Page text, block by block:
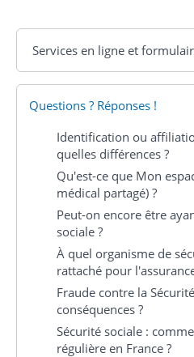
Services en ligne et
Questions ? Réponses !
Identification ou
quelles différences ?
Qu'est-ce que Mon
médical partagé) ?
Peut-on encore être
sociale ?
À quel organisme de
rattaché pour
Fraude contre la
conséquences ?
Sécurité sociale :
régulière en France ?